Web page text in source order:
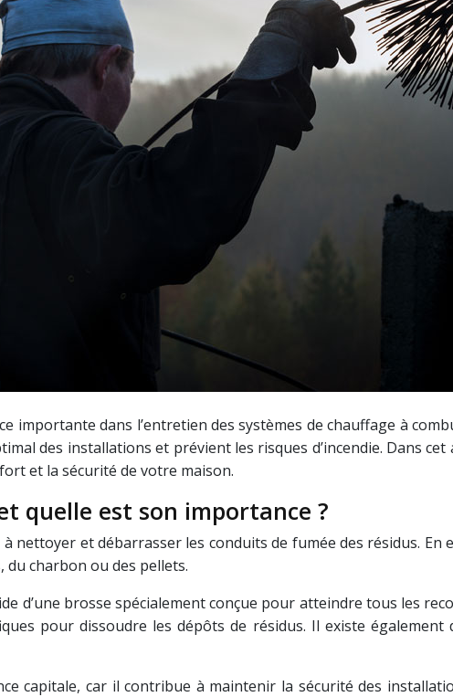
importante dans l’entretien des systèmes de chauffage à
des installations et prévient les risques d’incendie. Dans
et la sécurité de votre maison.
quelle est son importance ?
nettoyer et débarrasser les conduits de fumée des résidus. En
charbon ou des pellets.
d’une brosse spécialement conçue pour atteindre tous les
pour dissoudre les dépôts de résidus. Il existe également
capitale, car il contribue à maintenir la sécurité des